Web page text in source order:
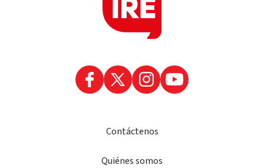
Contáctenos
Quiénes somos